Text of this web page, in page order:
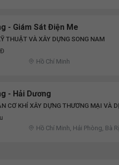
- Giám Sát Điện Me
THUẬT VÀ XÂY DỰNG SONG NAM
Hồ Chí Minh
- Hải Dương
CƠ KHÍ XÂY DỰNG THƯƠNG MẠI VÀ
Hồ Chí Minh, Hải Phòng, Bà